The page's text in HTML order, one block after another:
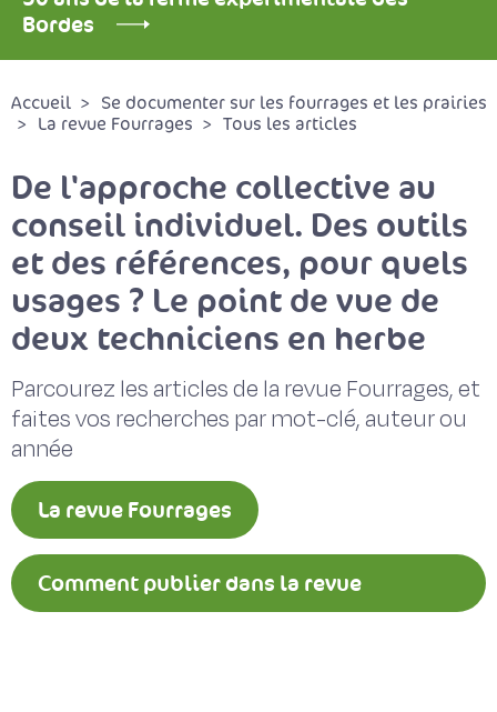
Bordes
Accueil
Se documenter sur les fourrages et les prairies
La revue Fourrages
Tous les articles
De l'approche collective au
conseil individuel. Des outils
et des références, pour quels
usages ? Le point de vue de
deux techniciens en herbe
Parcourez les articles de la revue Fourrages, et
faites vos recherches par mot-clé, auteur ou
année
La revue Fourrages
Comment publier dans la revue